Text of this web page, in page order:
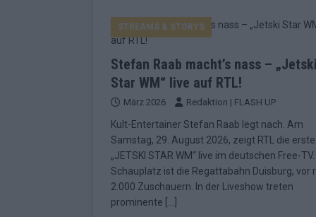
[ Mai 2026 ] ESC-Finale morgen:
[ Mai 2026 ] „Douze Points“ – wie
EUROVISION
[ Mai 2026 ] Das ESC-Finale ist
[ Mai 2026 ] JJ hat den Abend
KOMMENTAR
[ Mai 2026 ]
STREAMS & STORYS
Stefan Raab macht’s nass – „Jetski
Star WM“ live auf RTL!
März 2026 Redaktion | FLASH UP
Kult-Entertainer Stefan Raab legt nach. Am
Samstag, 29. August 2026, zeigt RTL die erste
„JETSKI STAR WM“ live im deutschen Free-TV.
Schauplatz ist die Regattabahn Duisburg, vor
2.000 Zuschauern. In der Liveshow treten
prominente